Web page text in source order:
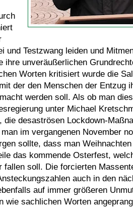
und Testzwang leiden und
ihre unveräußerlichen
Worten kritisiert wurde die
der den Menschen der Entzug
werden soll. Als ob man
unter Michael
desaströsen Lockdown-
im vergangenen November
sollte, dass man
das kommende Osterfest,
fallen soll. Die forcierten
auch in den
auf immer größeren
wie sachlichen Worten